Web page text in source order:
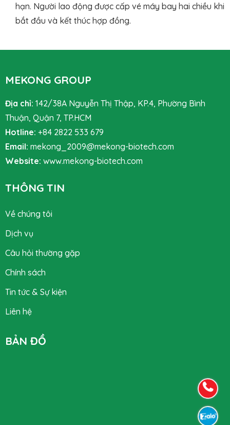
hạn. Người lao động được cấp vé máy bay hai chiều khi
bắt đầu và kết thúc hợp đồng.
MEKONG GROUP
Địa chỉ: 142/38A Nguyễn Thị Thập, KP.4, Phường Bình
Thuận, Quận 7, TP.HCM
Hotline: +84 2822 533 679
Email: mekong_2009@mekong-biotech.com
Website: www.mekong-biotech.com
THÔNG TIN
Về chúng tôi
Dịch vụ
Câu hỏi thường gặp
Chính sách
Tin tức & Sự kiện
Liên hệ
BẢN ĐỒ